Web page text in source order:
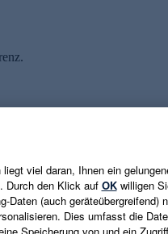
E-Mail-Adresse eingeben